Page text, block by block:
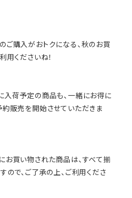
のご購入がおトクになる、秋のお買
用くださいね！
入荷予定の商品も、一緒にお得に
販売を開始させていただきま
買い物された商品は、すべて揃
ので、ご了承の上、ご利用くださ